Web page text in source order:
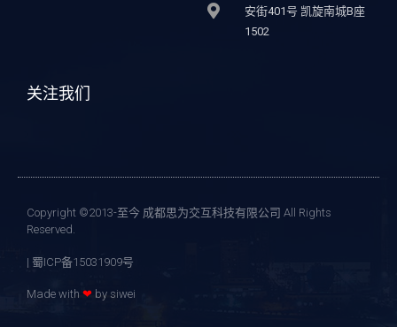
安街401号 凯旋南城B座
1502
关注我们
Copyright ©2013-至今 成都思为交互科技有限公司 All Rights
Reserved.
| 蜀ICP备15031909号
Made with ❤ by siwei